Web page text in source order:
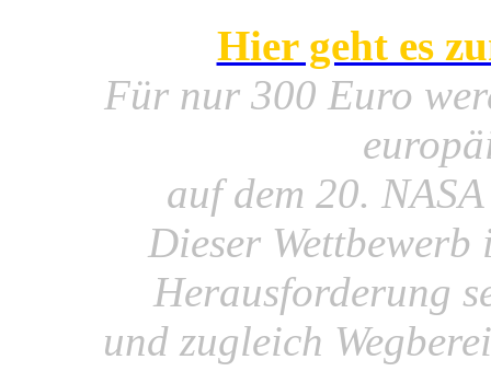
Hier geht es
Für nur 300 Euro
auf dem 20.
Dieser
Herausforderung
und zugleich